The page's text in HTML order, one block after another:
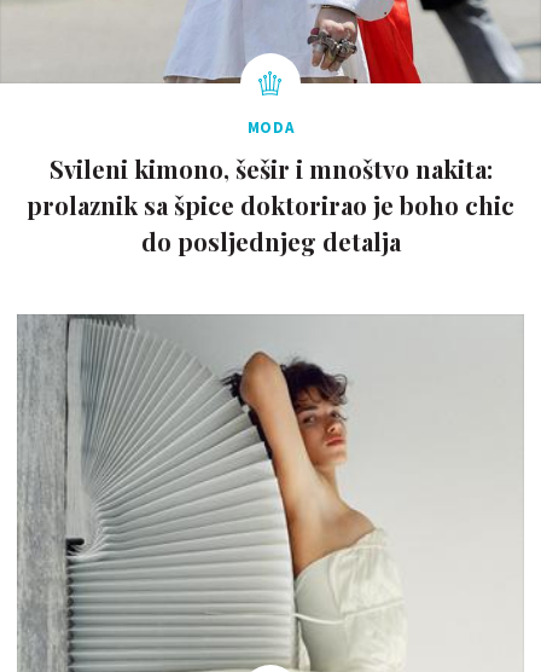
MODA
Svileni kimono, šešir i mnoštvo nakita:
prolaznik sa špice doktorirao je boho chic
do posljednjeg detalja